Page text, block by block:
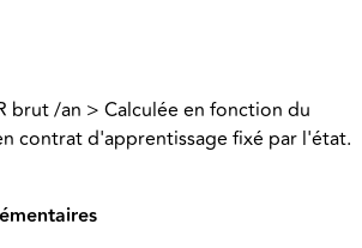
brut /an > Calculée en fonction du
contrat d'apprentissage fixé par l'état.